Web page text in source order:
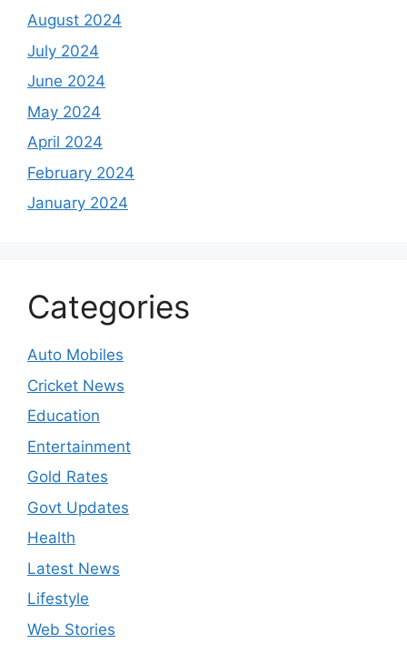
August 2024
July 2024
June 2024
May 2024
April 2024
February 2024
January 2024
Categories
Auto Mobiles
Cricket News
Education
Entertainment
Gold Rates
Govt Updates
Health
Latest News
Lifestyle
Web Stories